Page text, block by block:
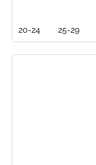
20-24 25-29